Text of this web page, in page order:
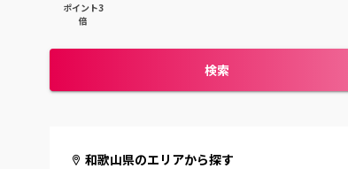
ポイント3
倍
検索
和歌山県のエリアから探す